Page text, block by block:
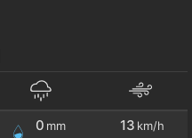
0 mm 13 km/h